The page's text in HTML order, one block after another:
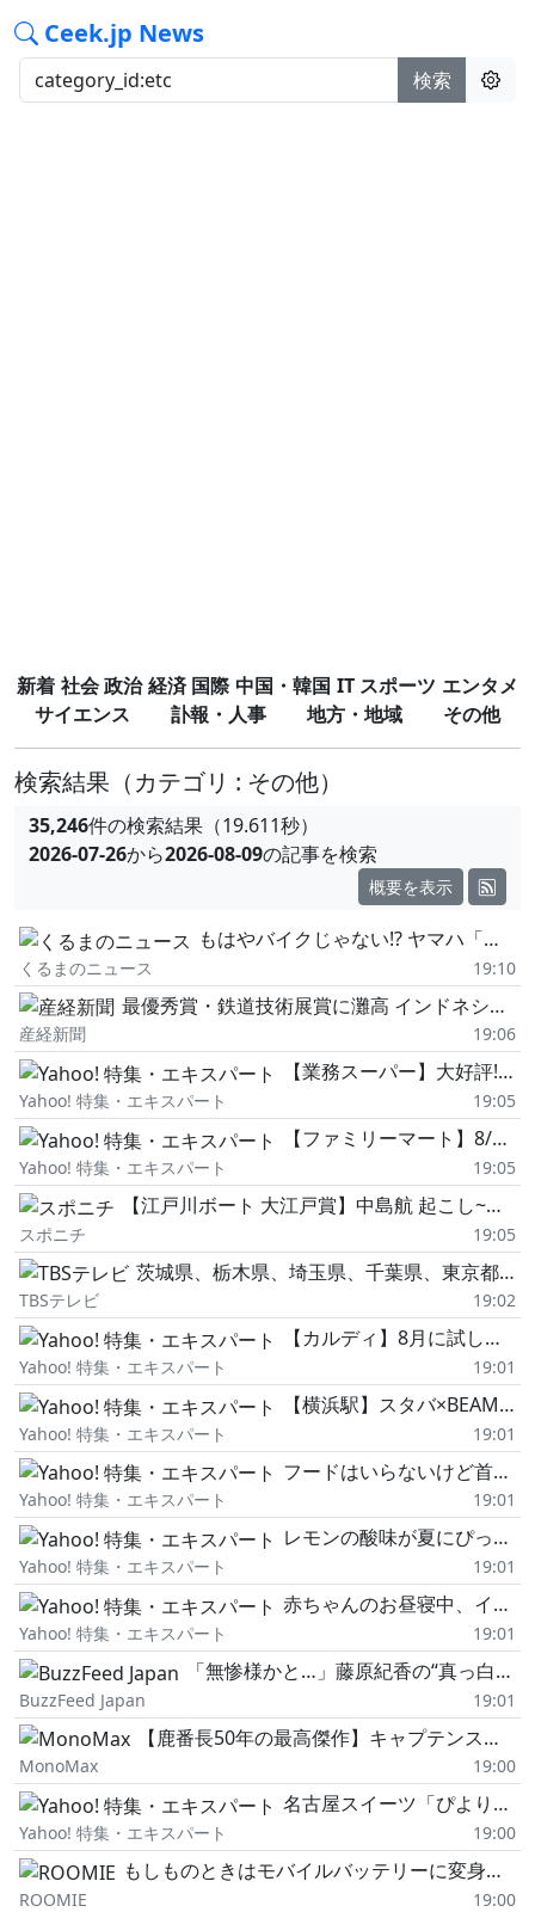
Ceek.jp News
検索
新着 社会 政治 経済 国際 中国・韓国 IT スポーツ エンタメ
サイエンス
訃報・人事 地方・地域 その他
検索結果 （カテゴリ : その他）
35,246件の検索結果（19.611秒）
2026-07-26から2026-08-09の記事を検索
概要を表示
もはやバイクじゃない!? ヤマハ「謎のコンセプトモデル」が世界的快挙! AIで自ら成長する「モトロイド:ラムダ」とは
くるまのニュース 19:10
最優秀賞・鉄道技術展賞に灘高 インドネシアの風景、忠実に再現 高校鉄道模型コンテスト
産経新聞 19:06
【業務スーパー】大好評!!「業スーマニアは何を買う?」購入品紹介《2,780円分》
Yahoo! 特集・エキスパート 19:05
【ファミリーマート】8/11発売 お値段そのまま45%増量作戦「赤城 たべる牧場ミルク」増量前後比較
Yahoo! 特集・エキスパート 19:05
【江戸川ボート 大江戸賞】中島航 起こし~行き足いい感じ
スポニチ 19:05
茨城県、栃木県、埼玉県、千葉県、東京都、神奈川県で最大震度1の地震 茨城県・笠間市、土浦市、石岡市
TBSテレビ 19:02
【カルディ】8月に試したい!大分と福島のおいしさが詰まったカルディ商品2点!
Yahoo! 特集・エキスパート 19:01
【横浜駅】スタバ×BEAMSが夢のコラボ!お洒落すぎる「横浜モアーズ店」を徹底レポ
Yahoo! 特集・エキスパート 19:01
フードはいらないけど首元は隠したい|立ち襟ですっきり着られるノースの薄手UVジャケットがセール中
Yahoo! 特集・エキスパート 19:01
レモンの酸味が夏にぴったり 爽やかレモンクリームクロワッサン セブンイレブン新作本音レビュー
Yahoo! 特集・エキスパート 19:01
赤ちゃんのお昼寝中、インコにも静かな時間がある?
Yahoo! 特集・エキスパート 19:01
「無惨様かと…」藤原紀香の“真っ白髪"姿に驚きの声「すごい」「言葉が出ない」
BuzzFeed Japan 19:01
【鹿番長50年の最高傑作】キャプテンスタッグ「アルミローテーブル」「鹿ベンチ」…日本のアウトドアを創った歴史と継続・進化を続ける定番神ギア11選
MonoMax 19:00
名古屋スイーツ「ぴよりん」15周年。大型新店舗にメモリアルブックも発売。なぜこんなに愛される? #エキスパートトピ
Yahoo! 特集・エキスパート 19:00
もしものときはモバイルバッテリーに変身。エネループ愛用歴15年、「充電池の寿命がわかる充電器」に感動した!
ROOMIE 19:00